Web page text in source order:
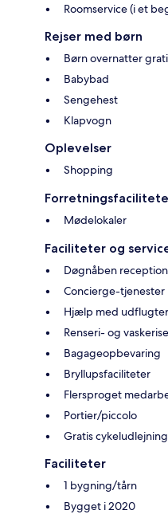
Roomservice (i et
Rejser med børn
Børn overnatter
Babybad
Sengehest
Klapvogn
Oplevelser
Shopping
Mødelokaler
Faciliteter og
Døgnåben reception
Concierge-tjenester
Hjælp med
Renseri- og
Bagageopbevaring
Bryllupsfaciliteter
Flersproget
Portier/piccolo
Gratis cykeludlejning
Faciliteter
1 bygning/tårn
Bygget i 2020